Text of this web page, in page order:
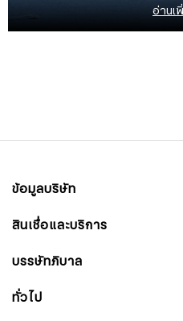
อ่านเ
ข้อมูลบริษัท
สินเชื่อและบริการ
บรรษัทภิบาล
ทั่วไป